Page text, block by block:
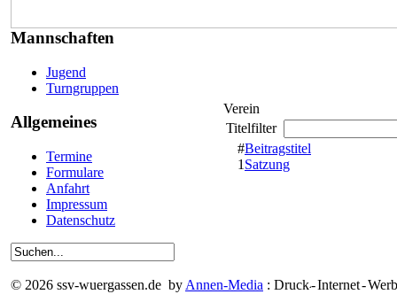
Mannschaften
Jugend
Turngruppen
Allgemeines
Termine
Formulare
Anfahrt
Impressum
Datenschutz
Verein
Titelfilter
#Beitragstitel
1 Satzung
© 2026 ssv-wuergassen.de by Annen-Media : Druck-Internet-